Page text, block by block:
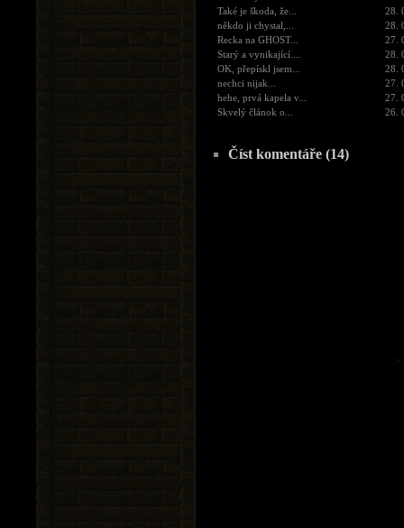
Také je škoda, že...
28.
někdo ji chystal,...
28.
Recka na GHOST...
27.
Starý a vynikající....
28.
OK, přepískl jsem...
28.
nechci nijak...
27.
hehe, prvá kapela v...
27.
Skvelý článok o...
26.
Číst komentáře (14)